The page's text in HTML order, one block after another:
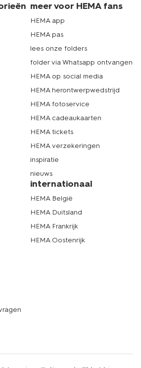
meer voor HEMA fans
HEMA app
HEMA pas
lees onze folders
folder via Whatsapp ontvangen
HEMA op social media
HEMA herontwerpwedstrijd
HEMA fotoservice
HEMA cadeaukaarten
HEMA tickets
HEMA verzekeringen
inspiratie
nieuws
internationaal
HEMA België
HEMA Duitsland
HEMA Frankrijk
HEMA Oostenrijk